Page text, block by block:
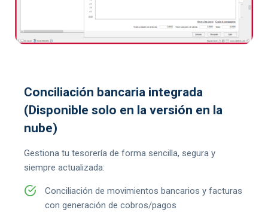
Conciliación bancaria integrada
(Disponible solo en la versión en la
nube)
Gestiona tu tesorería de forma sencilla, segura y
siempre actualizada:
Conciliación de movimientos bancarios y facturas
con generación de cobros/pagos